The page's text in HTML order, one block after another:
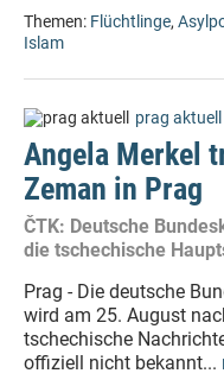
Themen: Flüchtlinge,
Islam
prag aktuell
Angela Merkel
Zeman in Prag
ČTK: Deutsche
die tschechische
Prag - Die deutsche
wird am 25. August
tschechische
offiziell nicht bekannt...